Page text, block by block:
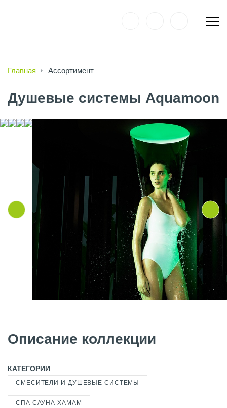
Главная Ассортимент
Душевые системы Aquamoon
Описание коллекции
КАТЕГОРИИ
СМЕСИТЕЛИ И ДУШЕВЫЕ СИСТЕМЫ
СПА САУНА ХАМАМ